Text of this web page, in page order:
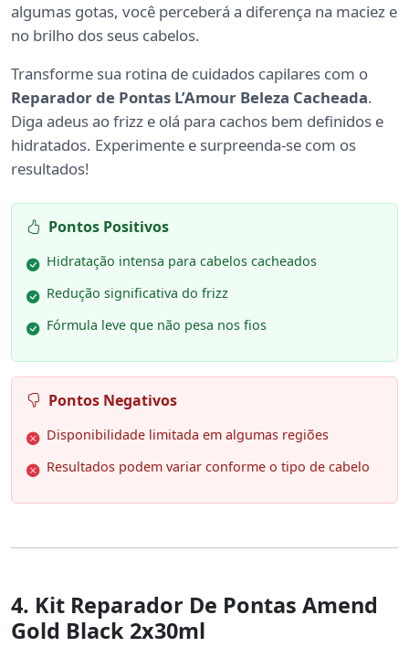
algumas gotas, você perceberá a diferença na maciez e
no brilho dos seus cabelos.
Transforme sua rotina de cuidados capilares com o
Reparador de Pontas L’Amour Beleza Cacheada.
Diga adeus ao frizz e olá para cachos bem definidos e
hidratados. Experimente e surpreenda-se com os
resultados!
Pontos Positivos
Hidratação intensa para cabelos cacheados
Redução significativa do frizz
Fórmula leve que não pesa nos fios
Pontos Negativos
Disponibilidade limitada em algumas regiões
Resultados podem variar conforme o tipo de cabelo
4. Kit Reparador De Pontas Amend
Gold Black 2x30ml